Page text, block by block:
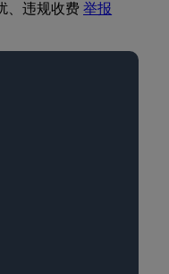
、违规收费举报